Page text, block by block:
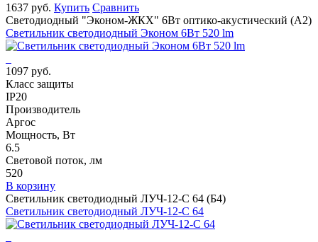
1637 руб. Купить Сравнить
Светодиодный "Эконом-ЖКХ" 6Вт оптико-акустический (А2)
Светильник светодиодный Эконом 6Вт 520 lm
1097 руб.
Класс защиты
IP20
Производитель
Аргос
Мощность, Вт
6.5
Световой поток, лм
520
В корзину
Светильник светодиодный ЛУЧ-12-С 64 (Б4)
Светильник светодиодный ЛУЧ-12-С 64